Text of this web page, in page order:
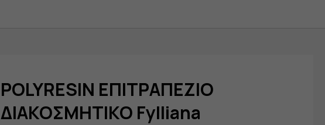
POLYRESIN ΕΠΙΤΡΑΠΕΖΙΟ
ΔΙΑΚΟΣΜΗΤΙΚΟ Fylliana